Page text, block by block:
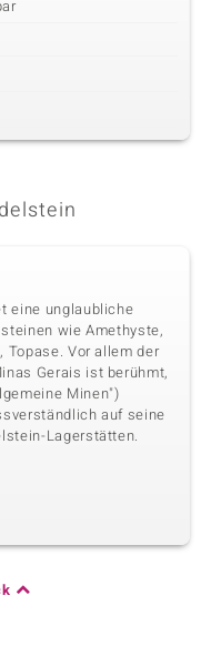
eine unglaubliche
wie Amethyste,
Topase. Vor allem der
Gerais ist berühmt,
Minen")
auf seine
Lagerstätten.